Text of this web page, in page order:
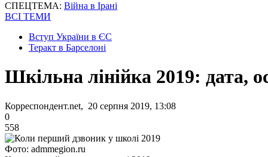
СПЕЦТЕМА: Війна в Ірані
ВСІ ТЕМИ
Вступ України в ЄС
Теракт в Барселоні
Шкільна лінійка 2019: дата,
Корреспондент.net, 20 серпня 2019, 13:08
0
558
Фото: admmegion.ru